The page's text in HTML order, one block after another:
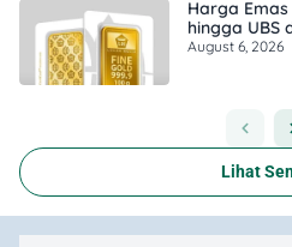
Harga
hingga UBS
Berapa?
August 6, 2026
Lihat